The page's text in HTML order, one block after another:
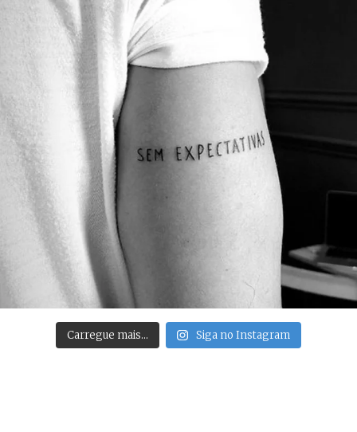
Carregue mais… Siga no Instagram